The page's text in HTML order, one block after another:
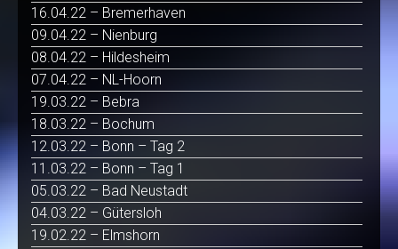
16.04.22 – Bremerhaven
09.04.22 – Nienburg
08.04.22 – Hildesheim
07.04.22 – NL-Hoorn
19.03.22 – Bebra
18.03.22 – Bochum
12.03.22 – Bonn – Tag 2
11.03.22 – Bonn – Tag 1
05.03.22 – Bad Neustadt
04.03.22 – Gütersloh
19.02.22 – Elmshorn